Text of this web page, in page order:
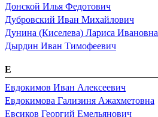
Донской Илья Федотович
Дубровский Иван Михайлович
Дунина (Киселева) Лариса Ивановна
Дырдин Иван Тимофеевич
Е
Евдокимов Иван Алексеевич
Евдокимова Гализиня Ажахметовна
Евсиков Георгий Емельянович